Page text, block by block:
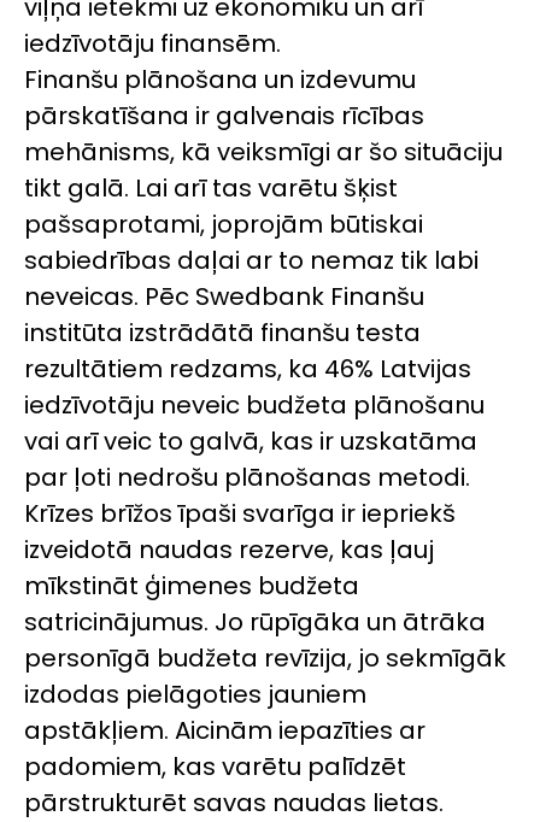
viļņa ietekmi uz ekonomiku un arī
iedzīvotāju finansēm.
Finanšu plānošana un izdevumu
pārskatīšana ir galvenais rīcības
mehānisms, kā veiksmīgi ar šo situāciju
tikt galā. Lai arī tas varētu šķist
pašsaprotami, joprojām būtiskai
sabiedrības daļai ar to nemaz tik labi
neveicas. Pēc Swedbank Finanšu
institūta izstrādātā finanšu testa
rezultātiem redzams, ka 46% Latvijas
iedzīvotāju neveic budžeta plānošanu
vai arī veic to galvā, kas ir uzskatāma
par ļoti nedrošu plānošanas metodi.
Krīzes brīžos īpaši svarīga ir iepriekš
izveidotā naudas rezerve, kas ļauj
mīkstināt ģimenes budžeta
satricinājumus. Jo rūpīgāka un ātrāka
personīgā budžeta revīzija, jo sekmīgāk
izdodas pielāgoties jauniem
apstākļiem. Aicinām iepazīties ar
padomiem, kas varētu palīdzēt
pārstrukturēt savas naudas lietas.